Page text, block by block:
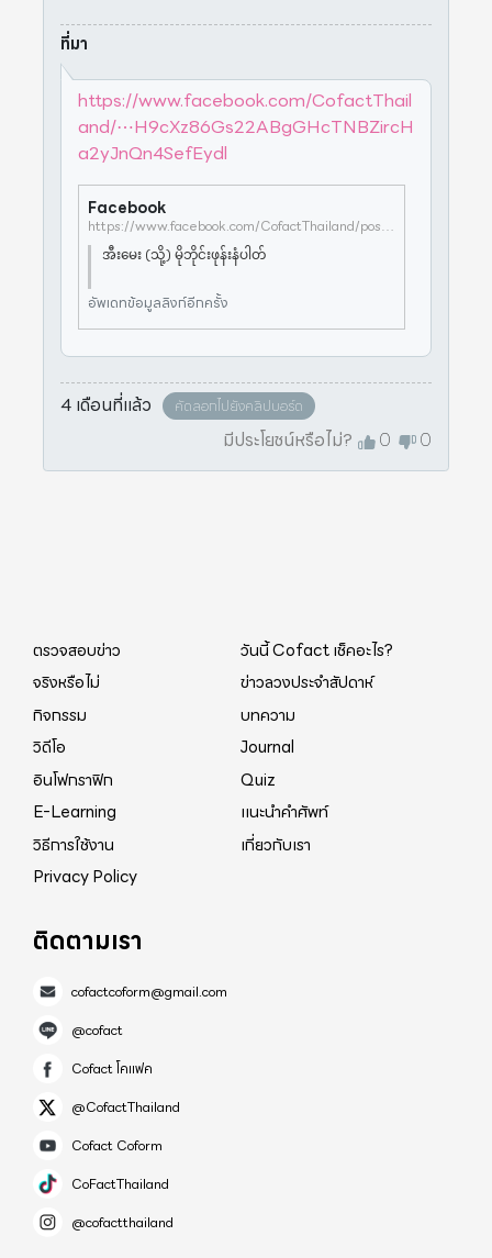
ที่มา
https://www.facebook.com/CofactThail
and/⋯H9cXz86Gs22ABgGHcTNBZircH
a2yJnQn4SefEydl
Facebook
https://www.facebook.com/CofactThailand/posts/pfbid0UQXamdJsRxUYLXjorQGUPjn8YH9cXz86Gs22ABgGHcTNBZircHa2yJnQn4SefEydl
အီးမေး (သို့) မိုဘိုင်းဖုန်းနံပါတ်
อัพเดทข้อมูลลิงก์อีกครั้ง
4 เดือนที่แล้ว คัดลอกไปยังคลิปบอร์ด
มีประโยชน์หรือไม่? 0 0
ตรวจสอบข่าว
วันนี้ Cofact เช็คอะไร?
จริงหรือไม่
ข่าวลวงประจำสัปดาห์
กิจกรรม
บทความ
วิดีโอ
Journal
อินโฟกราฟิก
Quiz
E-Learning
แนะนำคำศัพท์
วิธีการใช้งาน
เกี่ยวกับเรา
Privacy Policy
ติดตามเรา
cofactcoform@gmail.com
@cofact
Cofact โคแฟค
@CofactThailand
Cofact Coform
CoFactThailand
@cofactthailand